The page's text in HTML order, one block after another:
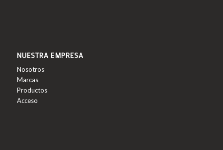
NUESTRA EMPRESA
Nosotros
Marcas
Productos
Acceso